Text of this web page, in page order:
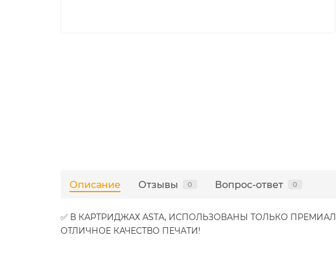
Описание Отзывы 0 Вопрос-ответ 0
✅ В КАРТРИДЖАХ ASTA, ИСПОЛЬЗОВАНЫ ТОЛЬКО
ОТЛИЧНОЕ КАЧЕСТВО ПЕЧАТИ!